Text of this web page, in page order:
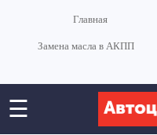
Главная
Замена масла в АКПП
☰